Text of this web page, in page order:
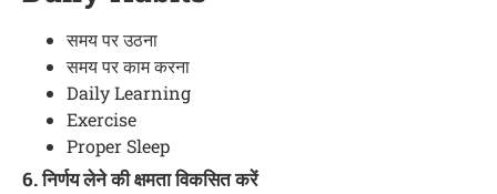
समय पर उठना
समय पर काम करना
Daily Learning
Exercise
Proper Sleep
6. निर्णय लेने की क्षमता विकसित करें